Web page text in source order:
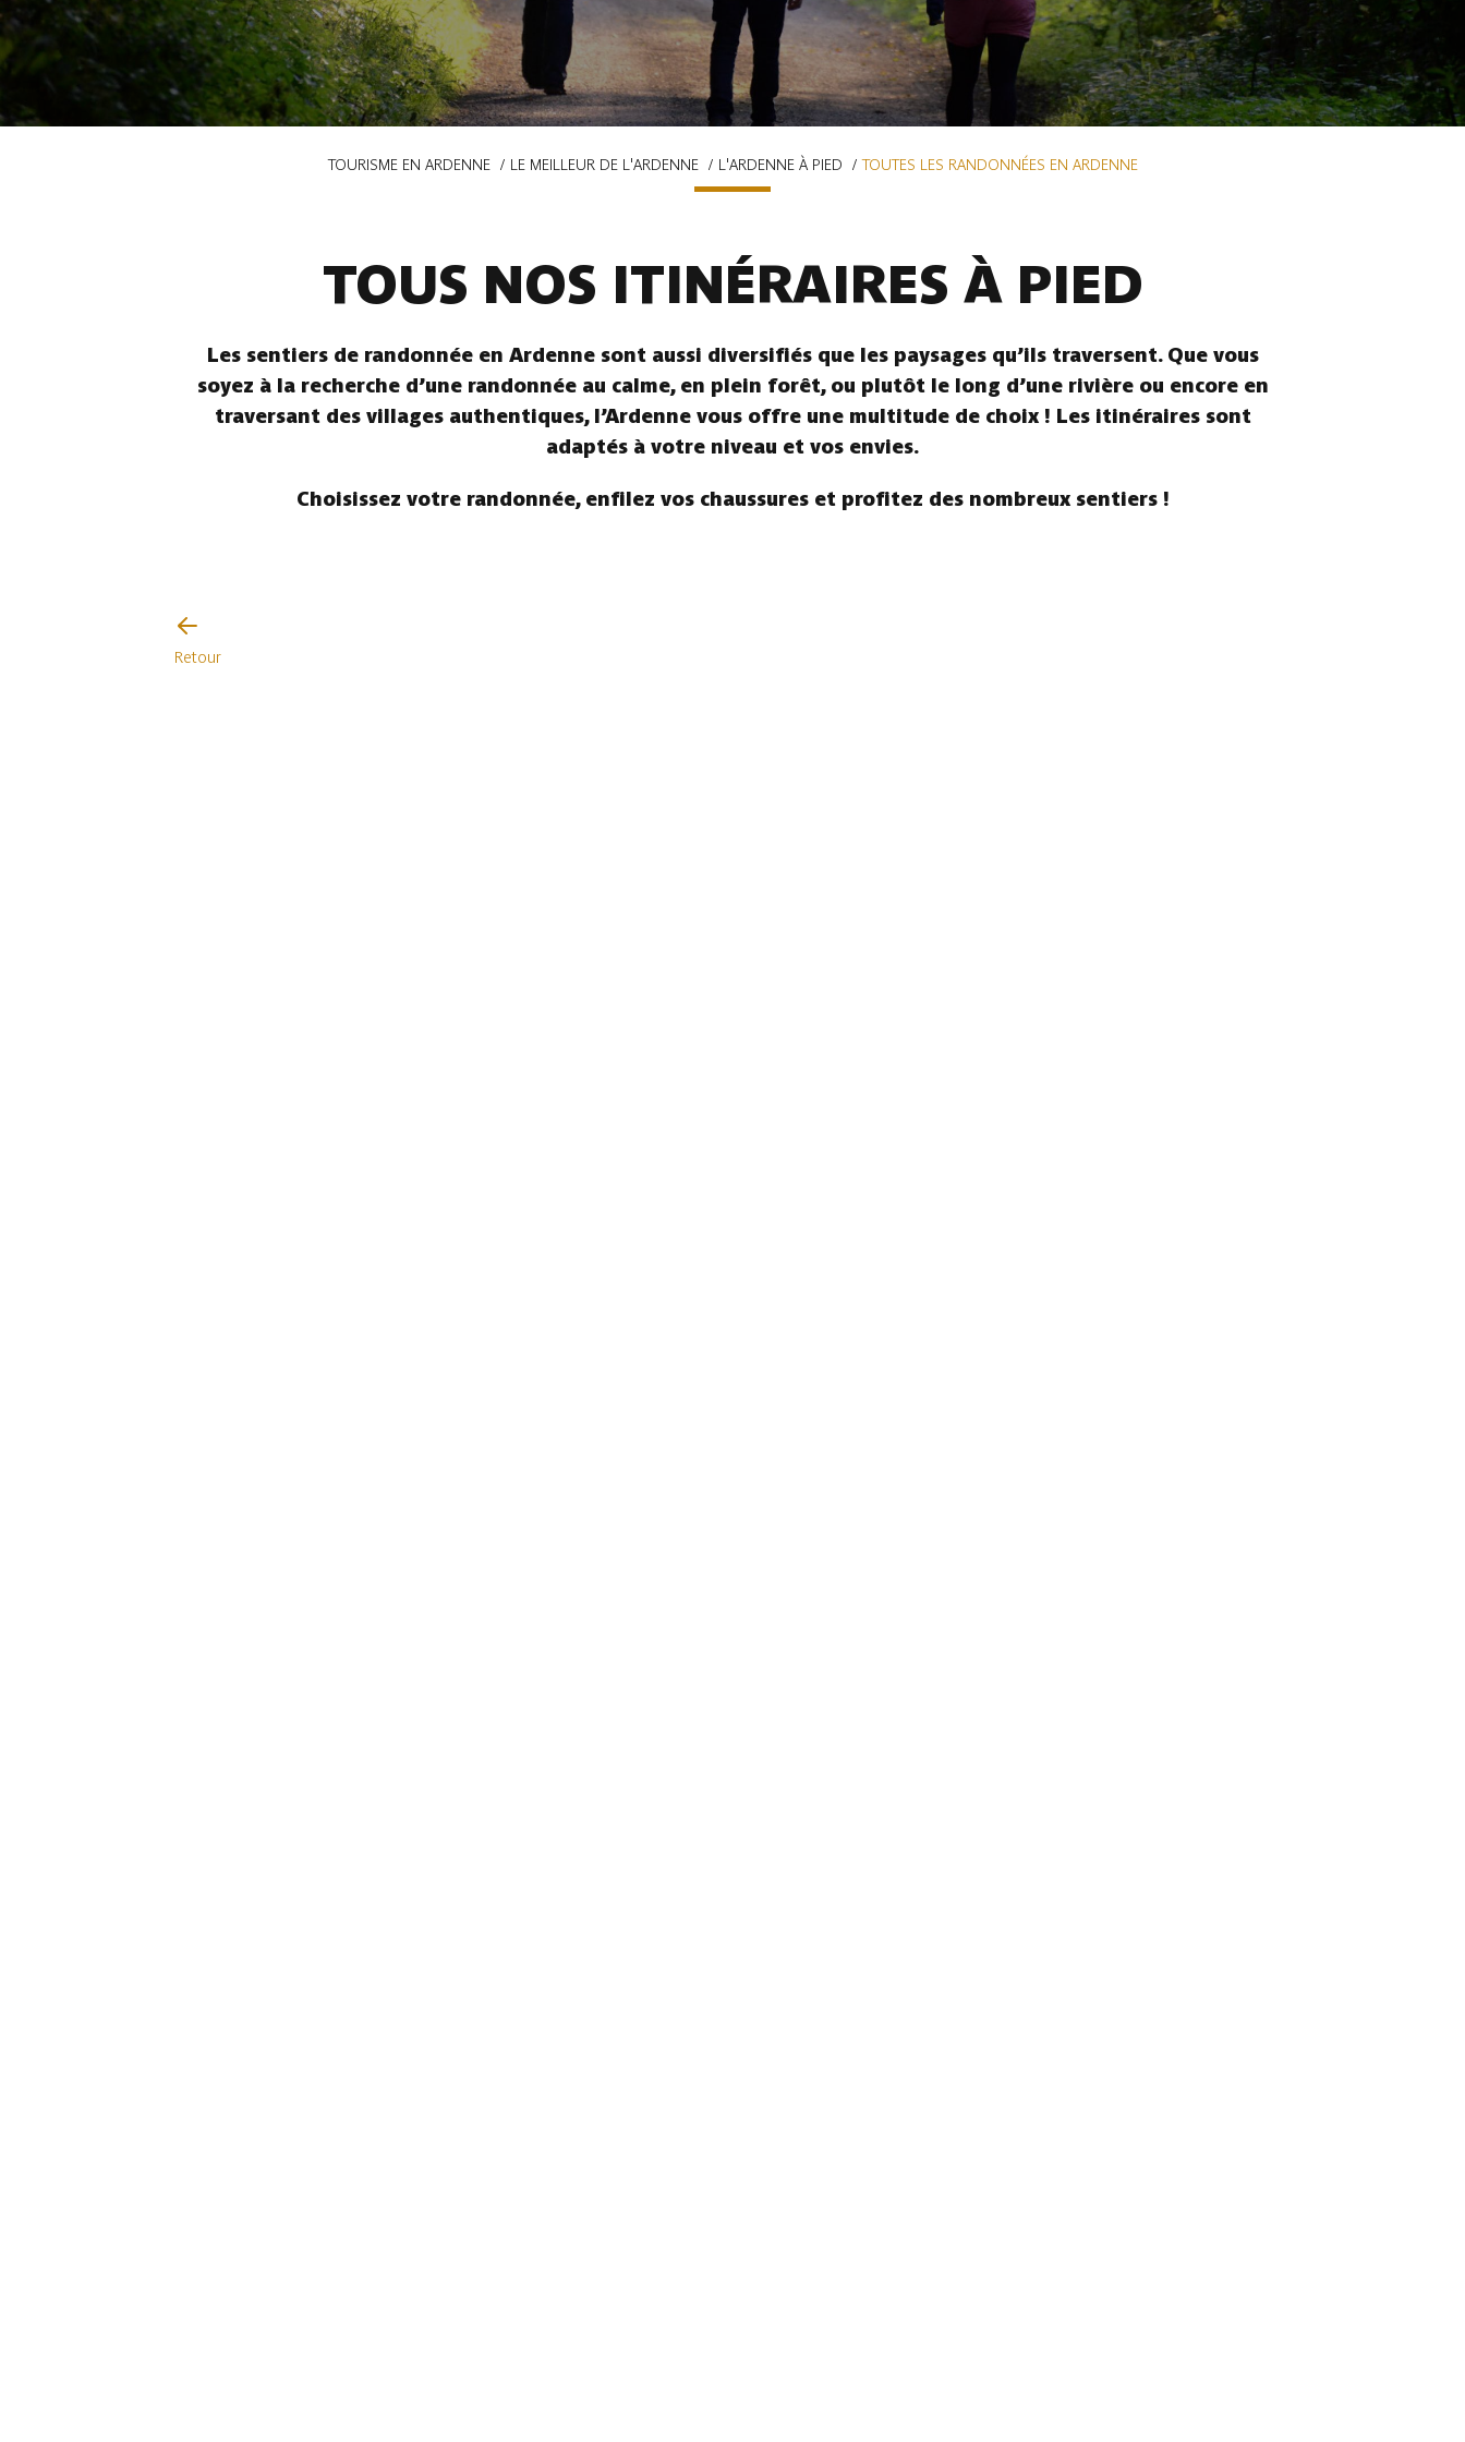
TOURISME EN ARDENNE LE MEILLEUR DE L'ARDENNE L'ARDENNE À PIED TOUTES LES RANDONNÉES EN ARDENNE
TOUS NOS ITINÉRAIRES À PIED
Les sentiers de randonnée en Ardenne sont aussi diversifiés que les paysages qu’ils traversent. Que vous
soyez à la recherche d’une randonnée au calme, en plein forêt, ou plutôt le long d’une rivière ou encore en
traversant des villages authentiques, l’Ardenne vous offre une multitude de choix ! Les itinéraires sont
adaptés à votre niveau et vos envies.
Choisissez votre randonnée, enfilez vos chaussures et profitez des nombreux sentiers !
Retour